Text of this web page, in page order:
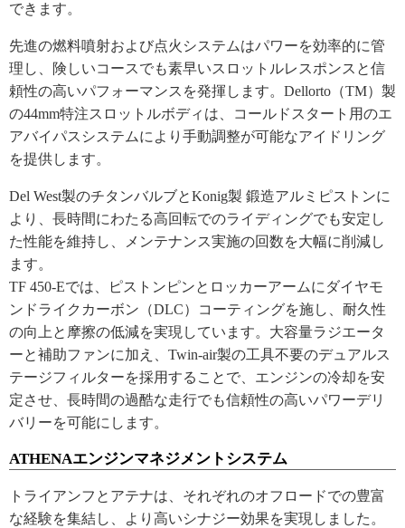
できます。
先進の燃料噴射および点火システムはパワーを効率的に管
理し、険しいコースでも素早いスロットルレスポンスと信
頼性の高いパフォーマンスを発揮します。Dellorto（TM）製
の44mm特注スロットルボディは、コールドスタート用のエ
アバイパスシステムにより手動調整が可能なアイドリング
を提供します。
Del West製のチタンバルブとKonig製 鍛造アルミピストンに
より、長時間にわたる高回転でのライディングでも安定し
た性能を維持し、メンテナンス実施の回数を大幅に削減し
ます。
TF 450-Eでは、ピストンピンとロッカーアームにダイヤモ
ンドライクカーボン（DLC）コーティングを施し、耐久性
の向上と摩擦の低減を実現しています。大容量ラジエータ
ーと補助ファンに加え、Twin-air製の工具不要のデュアルス
テージフィルターを採用することで、エンジンの冷却を安
定させ、長時間の過酷な走行でも信頼性の高いパワーデリ
バリーを可能にします。
ATHENAエンジンマネジメントシステム
トライアンフとアテナは、それぞれのオフロードでの豊富
な経験を集結し、より高いシナジー効果を実現しました。